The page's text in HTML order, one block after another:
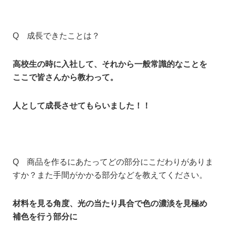
Q 成長できたことは？
高校生の時に入社して、それから一般常識的なことを
ここで皆さんから教わって。
人として成長させてもらいました！！
Q 商品を作るにあたってどの部分にこだわりがありま
すか？ また手間がかかる部分などを教えてください。
材料を見る角度、光の当たり具合で色の濃淡を見極め
補色を行う部分に